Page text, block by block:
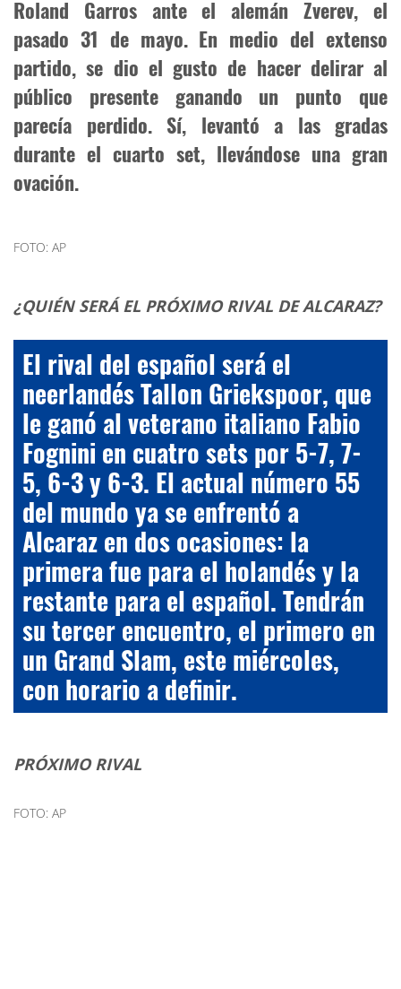
Roland Garros ante el alemán Zverev, el
pasado 31 de mayo. En medio del extenso
partido, se dio el gusto de hacer delirar al
público presente ganando un punto que
parecía perdido. Sí, levantó a las gradas
durante el cuarto set, llevándose una gran
ovación.
FOTO: AP
¿QUIÉN SERÁ EL PRÓXIMO RIVAL DE ALCARAZ?
El rival del español será el
neerlandés Tallon Griekspoor, que
le ganó al veterano italiano Fabio
Fognini en cuatro sets por 5-7, 7-
5, 6-3 y 6-3. El actual número 55
del mundo ya se enfrentó a
Alcaraz en dos ocasiones: la
primera fue para el holandés y la
restante para el español. Tendrán
su tercer encuentro, el primero en
un Grand Slam, este miércoles,
con horario a definir.
PRÓXIMO RIVAL
FOTO: AP